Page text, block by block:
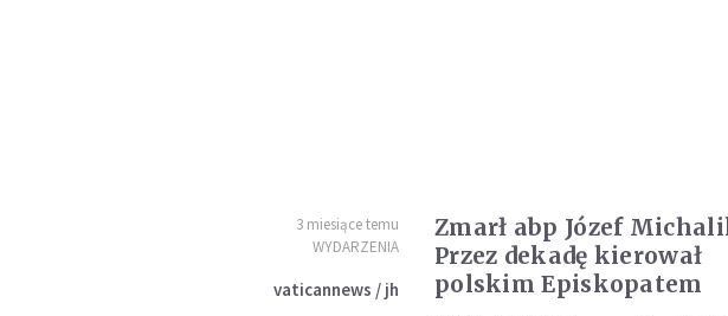
3 miesiące temu
WYDARZENIA
vaticannews / jh
Zmarł abp Józef
Przez dekadę kierował
polskim Episkopatem